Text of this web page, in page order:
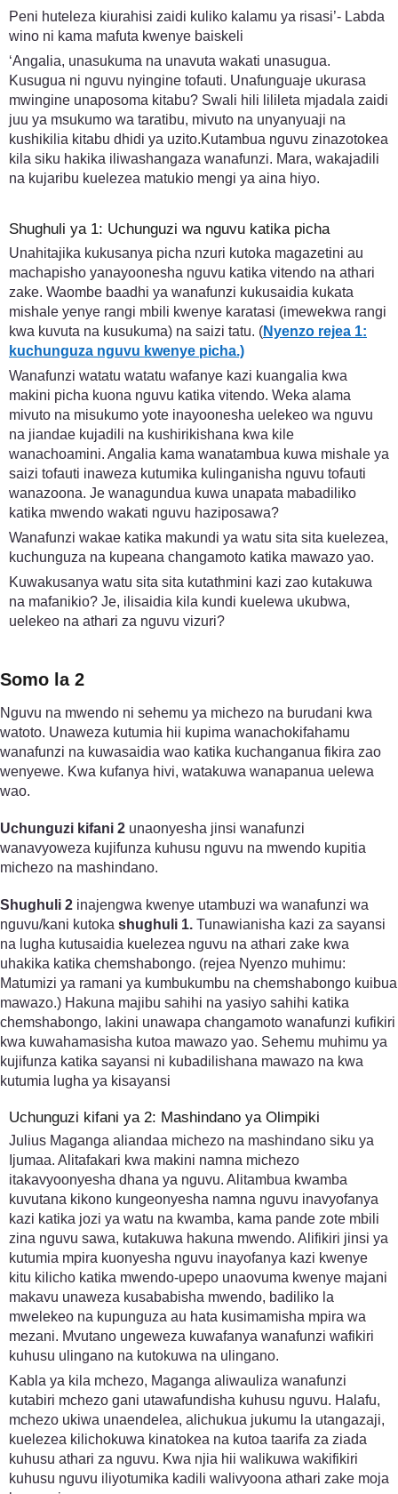
Peni huteleza kiurahisi zaidi kuliko kalamu ya risasi’- Labda
wino ni kama mafuta kwenye baiskeli
‘Angalia, unasukuma na unavuta wakati unasugua.
Kusugua ni nguvu nyingine tofauti. Unafunguaje ukurasa
mwingine unaposoma kitabu? Swali hili lilileta mjadala zaidi
juu ya msukumo wa taratibu, mivuto na unyanyuaji na
kushikilia kitabu dhidi ya uzito.Kutambua nguvu zinazotokea
kila siku hakika iliwashangaza wanafunzi. Mara, wakajadili
na kujaribu kuelezea matukio mengi ya aina hiyo.
Shughuli ya 1: Uchunguzi wa nguvu katika picha
Unahitajika kukusanya picha nzuri kutoka magazetini au
machapisho yanayoonesha nguvu katika vitendo na athari
zake. Waombe baadhi ya wanafunzi kukusaidia kukata
mishale yenye rangi mbili kwenye karatasi (imewekwa rangi
kwa kuvuta na kusukuma) na saizi tatu. (Nyenzo rejea 1:
kuchunguza nguvu kwenye picha.)
Wanafunzi watatu watatu wafanye kazi kuangalia kwa
makini picha kuona nguvu katika vitendo. Weka alama
mivuto na misukumo yote inayoonesha uelekeo wa nguvu
na jiandae kujadili na kushirikishana kwa kile
wanachoamini. Angalia kama wanatambua kuwa mishale ya
saizi tofauti inaweza kutumika kulinganisha nguvu tofauti
wanazoona. Je wanagundua kuwa unapata mabadiliko
katika mwendo wakati nguvu haziposawa?
Wanafunzi wakae katika makundi ya watu sita sita kuelezea,
kuchunguza na kupeana changamoto katika mawazo yao.
Kuwakusanya watu sita sita kutathmini kazi zao kutakuwa
na mafanikio? Je, ilisaidia kila kundi kuelewa ukubwa,
uelekeo na athari za nguvu vizuri?
Somo la 2
Nguvu na mwendo ni sehemu ya michezo na burudani kwa
watoto. Unaweza kutumia hii kupima wanachokifahamu
wanafunzi na kuwasaidia wao katika kuchanganua fikira zao
wenyewe. Kwa kufanya hivi, watakuwa wanapanua uelewa
wao.
Uchunguzi kifani 2 unaonyesha jinsi wanafunzi
wanavyoweza kujifunza kuhusu nguvu na mwendo kupitia
michezo na mashindano.
Shughuli 2 inajengwa kwenye utambuzi wa wanafunzi wa
nguvu/kani kutoka shughuli 1. Tunawianisha kazi za sayansi
na lugha kutusaidia kuelezea nguvu na athari zake kwa
uhakika katika chemshabongo. (rejea Nyenzo muhimu:
Matumizi ya ramani ya kumbukumbu na chemshabongo kuibua
mawazo.) Hakuna majibu sahihi na yasiyo sahihi katika
chemshabongo, lakini unawapa changamoto wanafunzi kufikiri
kwa kuwahamasisha kutoa mawazo yao. Sehemu muhimu ya
kujifunza katika sayansi ni kubadilishana mawazo na kwa
kutumia lugha ya kisayansi
Uchunguzi kifani ya 2: Mashindano ya Olimpiki
Julius Maganga aliandaa michezo na mashindano siku ya
Ijumaa. Alitafakari kwa makini namna michezo
itakavyoonyesha dhana ya nguvu. Alitambua kwamba
kuvutana kikono kungeonyesha namna nguvu inavyofanya
kazi katika jozi ya watu na kwamba, kama pande zote mbili
zina nguvu sawa, kutakuwa hakuna mwendo. Alifikiri jinsi ya
kutumia mpira kuonyesha nguvu inayofanya kazi kwenye
kitu kilicho katika mwendo-upepo unaovuma kwenye majani
makavu unaweza kusababisha mwendo, badiliko la
mwelekeo na kupunguza au hata kusimamisha mpira wa
mezani. Mvutano ungeweza kuwafanya wanafunzi wafikiri
kuhusu ulingano na kutokuwa na ulingano.
Kabla ya kila mchezo, Maganga aliwauliza wanafunzi
kutabiri mchezo gani utawafundisha kuhusu nguvu. Halafu,
mchezo ukiwa unaendelea, alichukua jukumu la utangazaji,
kuelezea kilichokuwa kinatokea na kutoa taarifa za ziada
kuhusu athari za nguvu. Kwa njia hii walikuwa wakifikiri
kuhusu nguvu iliyotumika kadili walivyoona athari zake moja